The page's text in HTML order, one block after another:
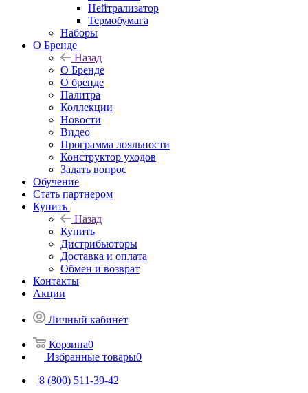
Нейтрализатор
Термобумага
Наборы
О Бренде
Назад
О Бренде
О бренде
Палитра
Коллекции
Новости
Видео
Программа лояльности
Конструктор уходов
Задать вопрос
Обучение
Стать партнером
Купить
Назад
Купить
Дистрибьюторы
Доставка и оплата
Обмен и возврат
Контакты
Акции
Личный кабинет
Корзина0
Избранные товары0
8 (800) 511-39-42